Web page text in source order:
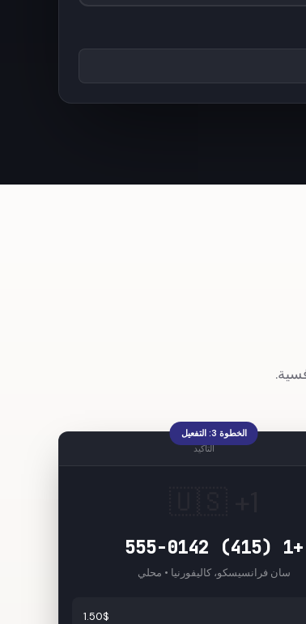
الخطوة 3: التفعيل
التأكيد
+1 (415) 555-0142
سان فرانسيسكو، كاليفورنيا • محلي
1.50$